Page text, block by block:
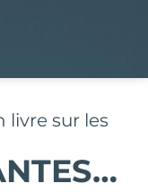
livre sur les